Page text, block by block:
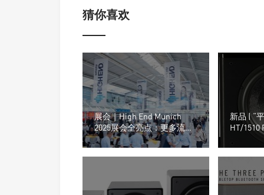
猜你喜欢
展会｜High End Munich
2025展会全亮点：更多流媒
体功放、更多Hi-End扬声器
与顶级系统！
新品 | “
HT/1510